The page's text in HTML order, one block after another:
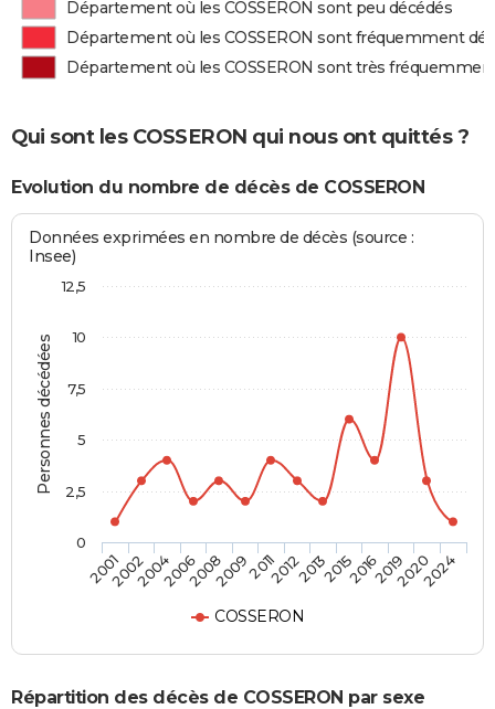
Département où les COSSERON sont peu décédés
Département où les COSSERON sont fréquemment
Département où les COSSERON sont très
Qui sont les COSSERON qui nous ont quittés ?
Evolution du nombre de décès de COSSERON
Personnes décédées
Données exprimées en nombre de décès (source :
Insee)
COSSERON
20012002200420062008200920112012201320152016201920202024
0
2,5
5
7,5
10
12,5
Répartition des décès de COSSERON par sexe